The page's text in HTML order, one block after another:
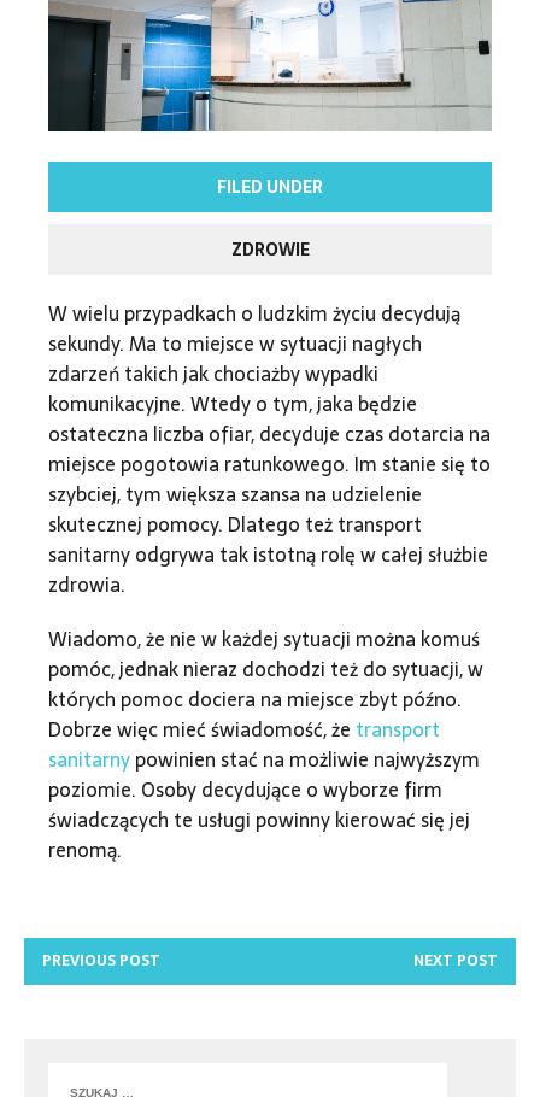
FILED UNDER
ZDROWIE
W wielu przypadkach o ludzkim życiu decydują
sekundy. Ma to miejsce w sytuacji nagłych
zdarzeń takich jak chociażby wypadki
komunikacyjne. Wtedy o tym, jaka będzie
ostateczna liczba ofiar, decyduje czas dotarcia na
miejsce pogotowia ratunkowego. Im stanie się to
szybciej, tym większa szansa na udzielenie
skutecznej pomocy. Dlatego też transport
sanitarny odgrywa tak istotną rolę w całej służbie
zdrowia.
Wiadomo, że nie w każdej sytuacji można komuś
pomóc, jednak nieraz dochodzi też do sytuacji, w
których pomoc dociera na miejsce zbyt późno.
Dobrze więc mieć świadomość, że transport
sanitarnypowinien stać na możliwie najwyższym
poziomie. Osoby decydujące o wyborze firm
świadczących te usługi powinny kierować się jej
renomą.
PREVIOUS POST NEXT POST